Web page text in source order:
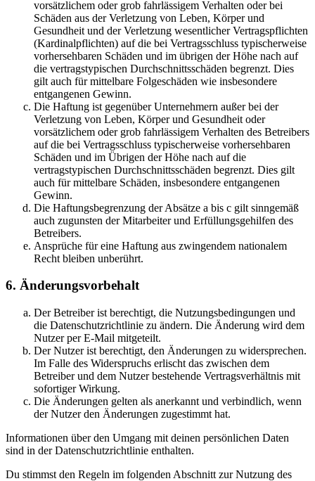
vorsätzlichem oder grob fahrlässigem Verhalten oder bei
Schäden aus der Verletzung von Leben, Körper und
Gesundheit und der Verletzung wesentlicher Vertragspflichten
(Kardinalpflichten) auf die bei Vertragsschluss typischerweise
vorhersehbaren Schäden und im übrigen der Höhe nach auf
die vertragstypischen Durchschnittsschäden begrenzt. Dies
gilt auch für mittelbare Folgeschäden wie insbesondere
entgangenen Gewinn.
Die Haftung ist gegenüber Unternehmern außer bei der
Verletzung von Leben, Körper und Gesundheit oder
vorsätzlichem oder grob fahrlässigem Verhalten des Betreibers
auf die bei Vertragsschluss typischerweise vorhersehbaren
Schäden und im Übrigen der Höhe nach auf die
vertragstypischen Durchschnittsschäden begrenzt. Dies gilt
auch für mittelbare Schäden, insbesondere entgangenen
Gewinn.
Die Haftungsbegrenzung der Absätze a bis c gilt sinngemäß
auch zugunsten der Mitarbeiter und Erfüllungsgehilfen des
Betreibers.
Ansprüche für eine Haftung aus zwingendem nationalem
Recht bleiben unberührt.
6. Änderungsvorbehalt
Der Betreiber ist berechtigt, die Nutzungsbedingungen und
die Datenschutzrichtlinie zu ändern. Die Änderung wird dem
Nutzer per E-Mail mitgeteilt.
Der Nutzer ist berechtigt, den Änderungen zu widersprechen.
Im Falle des Widerspruchs erlischt das zwischen dem
Betreiber und dem Nutzer bestehende Vertragsverhältnis mit
sofortiger Wirkung.
Die Änderungen gelten als anerkannt und verbindlich, wenn
der Nutzer den Änderungen zugestimmt hat.
Informationen über den Umgang mit deinen persönlichen Daten
sind in der Datenschutzrichtlinie enthalten.
Du stimmst den Regeln im folgenden Abschnitt zur Nutzung des